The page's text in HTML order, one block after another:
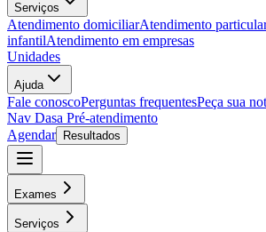
Serviços
Atendimento domiciliarAtendimento
infantilAtendimento em empresas
Unidades
Ajuda
Fale conoscoPerguntas frequentesPeça sua
Nav Dasa Pré-atendimento
Agendar
Resultados
Exames
Serviços